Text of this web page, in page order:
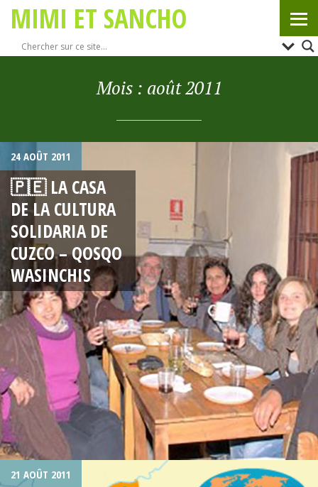
MIMI ET SANCHO
Mois : août 2011
24 AOÛT 2011
🇵🇪 LA CASA
DE LA CULTURA
SOLIDARIA DE
CUZCO – QOSQO
WASINCHIS
21 AOÛT 2011